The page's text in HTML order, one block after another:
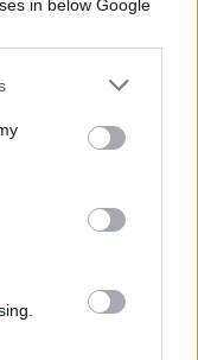
in below Google
la pandemia,
Questo
con un
) è come
mele marce nel
del
quali
produttivi che